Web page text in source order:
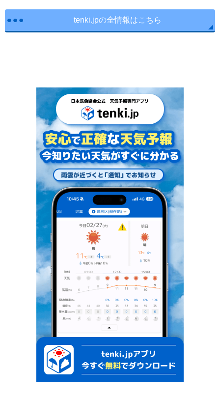
tenki.jpの全情報はこちら